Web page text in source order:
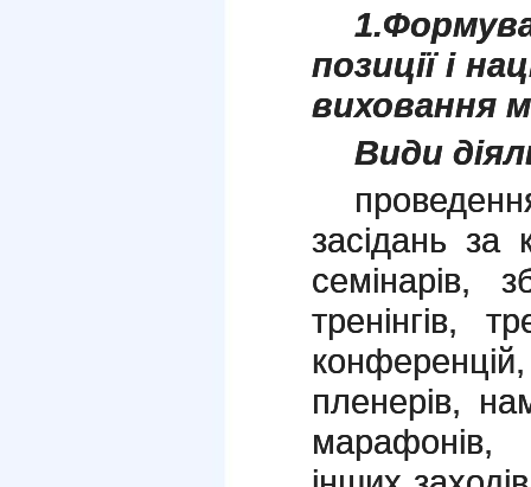
позиції і
виховання
Види
засідань за
семінарів,
тренінгів,
пленерів,
марафонів,